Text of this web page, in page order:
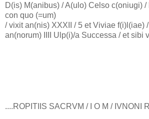
D(is) M(anibus) / A(ulo) Celso c(oniugi)
con quo (=um)
/ vixit an(nis) XXXII / 5 et Viviae f(i)l(iae)
an(norum) IIII Ulp(i)/a Successa / et sibi
....ROPITIIS SACRVM / I O M / IVNONI